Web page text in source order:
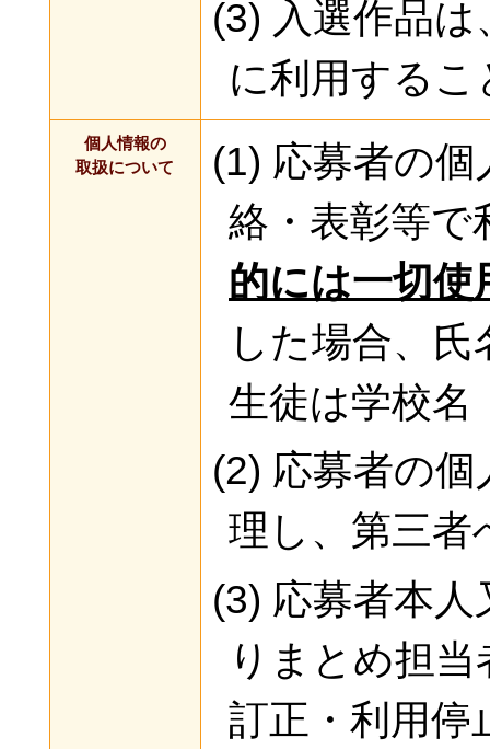
(3) 入選作品
に利用する
個人情報の
取扱について
(1) 応募者の
絡・表彰等で
的には一切使
した場合、
生徒は学校名
(2) 応募者の
理し、第三者
(3) 応募者本
りまとめ担
訂正・利用停